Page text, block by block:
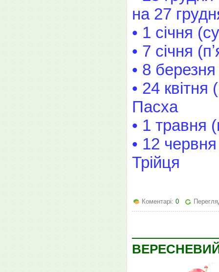
на 27
• 1 січня
• 7 січня
• 8
• 24 квітня
Пасха
• 1 травня
• 12
Трійця
Коментарі: 0